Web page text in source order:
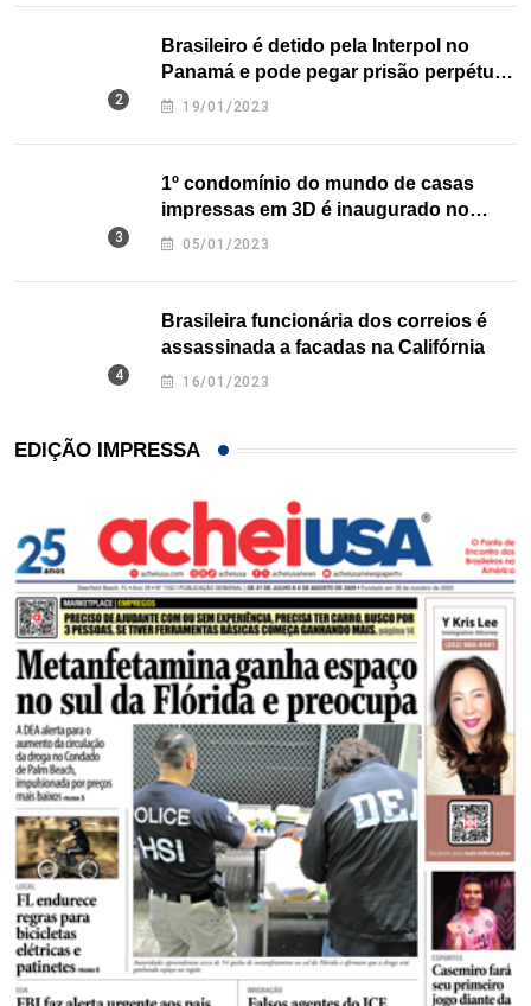
Brasileiro é detido pela Interpol no
Panamá e pode pegar prisão perpétua
nos EUA
19/01/2023
1º condomínio do mundo de casas
impressas em 3D é inaugurado no
Texas
05/01/2023
Brasileira funcionária dos correios é
assassinada a facadas na Califórnia
16/01/2023
EDIÇÃO IMPRESSA